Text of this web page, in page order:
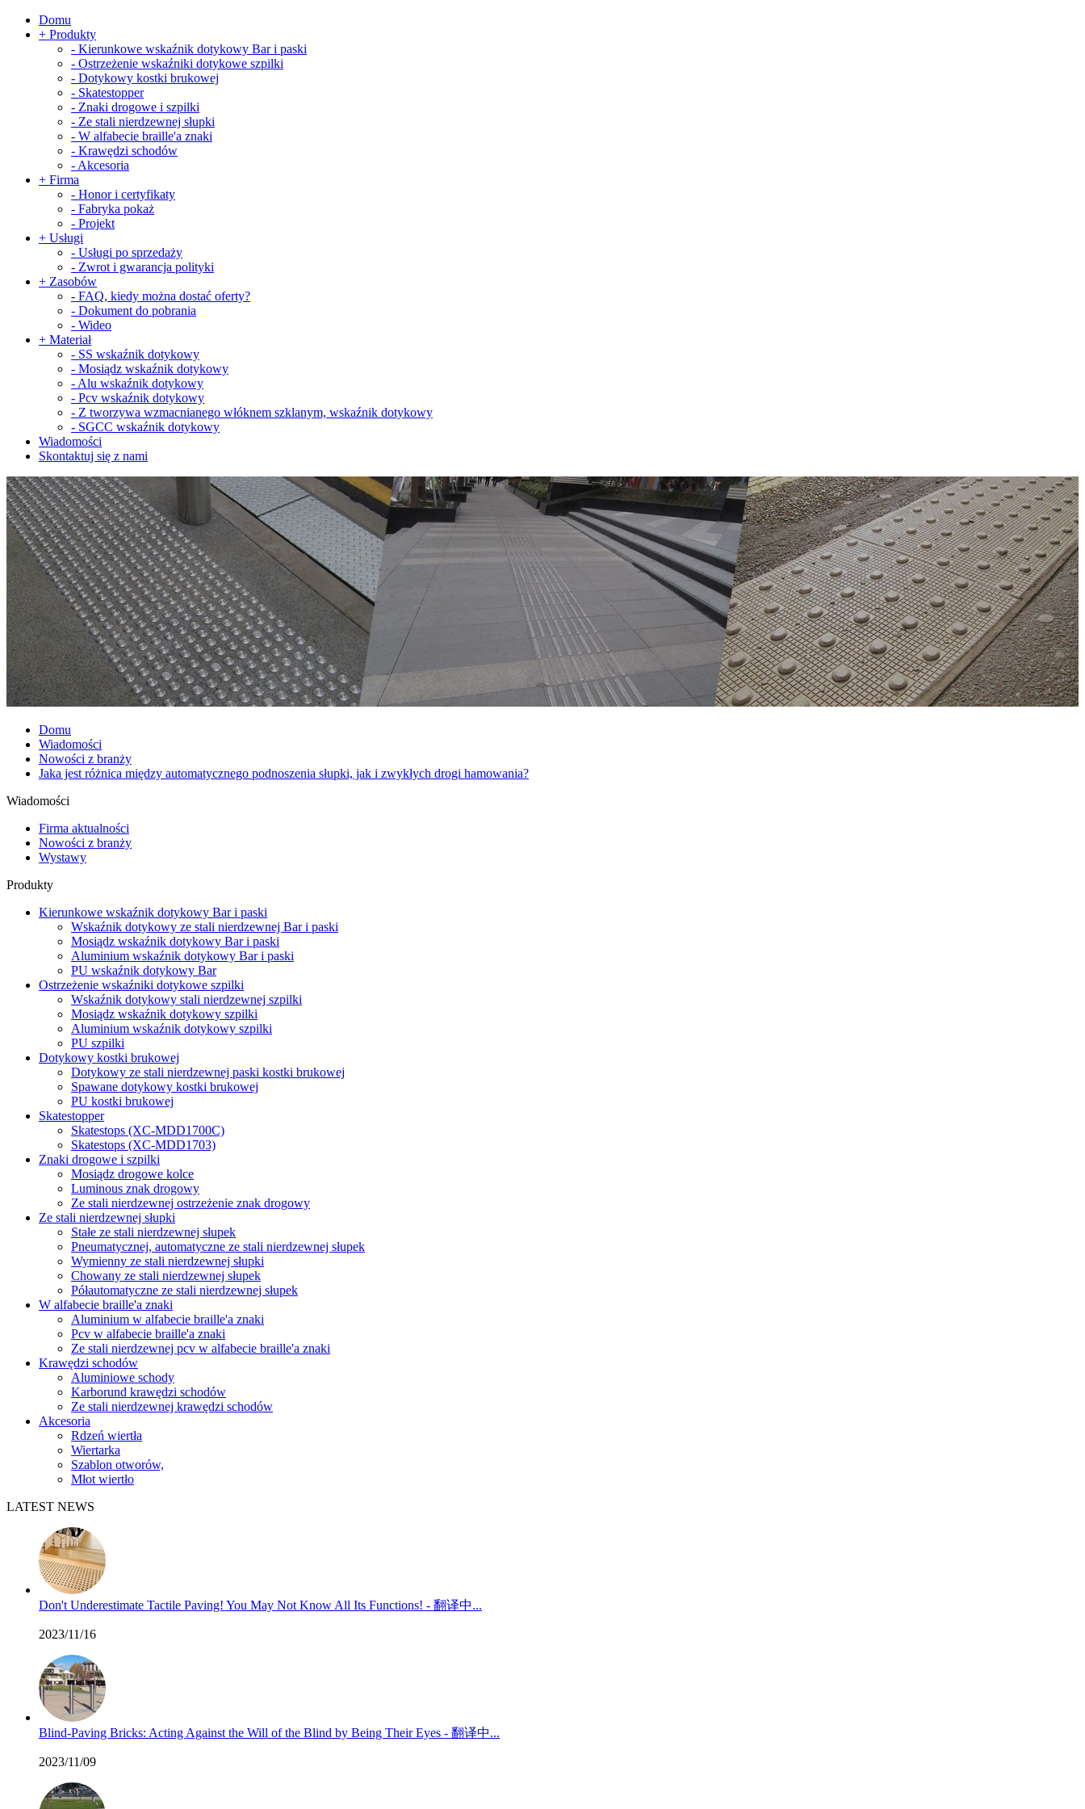
Domu
+ Produkty
- Kierunkowe wskaźnik dotykowy Bar i paski
- Ostrzeżenie wskaźniki dotykowe szpilki
- Dotykowy kostki brukowej
- Skatestopper
- Znaki drogowe i szpilki
- Ze stali nierdzewnej słupki
- W alfabecie braille'a znaki
- Krawędzi schodów
- Akcesoria
+ Firma
- Honor i certyfikaty
- Fabryka pokaż
- Projekt
+ Usługi
- Usługi po sprzedaży
- Zwrot i gwarancja polityki
+ Zasobów
- FAQ, kiedy można dostać oferty?
- Dokument do pobrania
- Wideo
+ Materiał
- SS wskaźnik dotykowy
- Mosiądz wskaźnik dotykowy
- Alu wskaźnik dotykowy
- Pcv wskaźnik dotykowy
- Z tworzywa wzmacnianego włóknem szklanym, wskaźnik dotykowy
- SGCC wskaźnik dotykowy
Wiadomości
Skontaktuj się z nami
Domu
Wiadomości
Nowości z branży
Jaka jest różnica między automatycznego podnoszenia słupki, jak i zwykłych drogi hamowania?
Wiadomości
Firma aktualności
Nowości z branży
Wystawy
Produkty
Kierunkowe wskaźnik dotykowy Bar i paski
Wskaźnik dotykowy ze stali nierdzewnej Bar i paski
Mosiądz wskaźnik dotykowy Bar i paski
Aluminium wskaźnik dotykowy Bar i paski
PU wskaźnik dotykowy Bar
Ostrzeżenie wskaźniki dotykowe szpilki
Wskaźnik dotykowy stali nierdzewnej szpilki
Mosiądz wskaźnik dotykowy szpilki
Aluminium wskaźnik dotykowy szpilki
PU szpilki
Dotykowy kostki brukowej
Dotykowy ze stali nierdzewnej paski kostki brukowej
Spawane dotykowy kostki brukowej
PU kostki brukowej
Skatestopper
Skatestops (XC-MDD1700C)
Skatestops (XC-MDD1703)
Znaki drogowe i szpilki
Mosiądz drogowe kolce
Luminous znak drogowy
Ze stali nierdzewnej ostrzeżenie znak drogowy
Ze stali nierdzewnej słupki
Stałe ze stali nierdzewnej słupek
Pneumatycznej, automatyczne ze stali nierdzewnej słupek
Wymienny ze stali nierdzewnej słupki
Chowany ze stali nierdzewnej słupek
Półautomatyczne ze stali nierdzewnej słupek
W alfabecie braille'a znaki
Aluminium w alfabecie braille'a znaki
Pcv w alfabecie braille'a znaki
Ze stali nierdzewnej pcv w alfabecie braille'a znaki
Krawędzi schodów
Aluminiowe schody
Karborund krawędzi schodów
Ze stali nierdzewnej krawędzi schodów
Akcesoria
Rdzeń wiertła
Wiertarka
Szablon otworów,
Młot wiertło
LATEST NEWS
Don't Underestimate Tactile Paving! You May Not Know All Its Functions! - 翻译中...
2023/11/16
Blind-Paving Bricks: Acting Against the Will of the Blind by Being Their Eyes - 翻译中...
2023/11/09